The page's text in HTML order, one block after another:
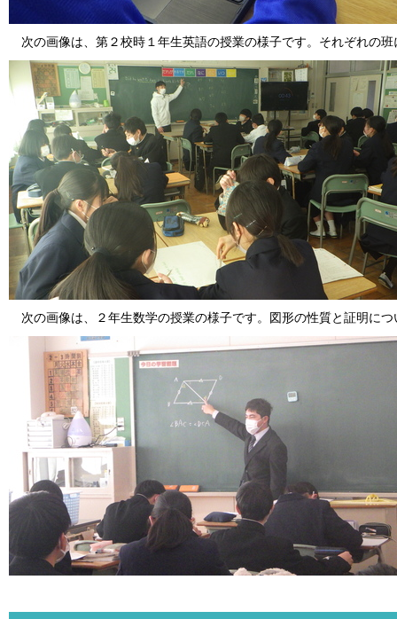
次の画像は、第２校時１年生英語の授業の様子です。それぞれの
次の画像は、２年生数学の授業の様子です。図形の性質と証明に